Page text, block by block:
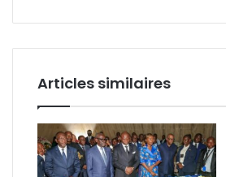
Articles similaires